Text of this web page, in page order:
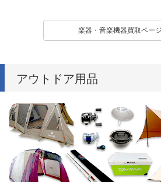
楽器・音楽機器買取ペー
アウトドア用品